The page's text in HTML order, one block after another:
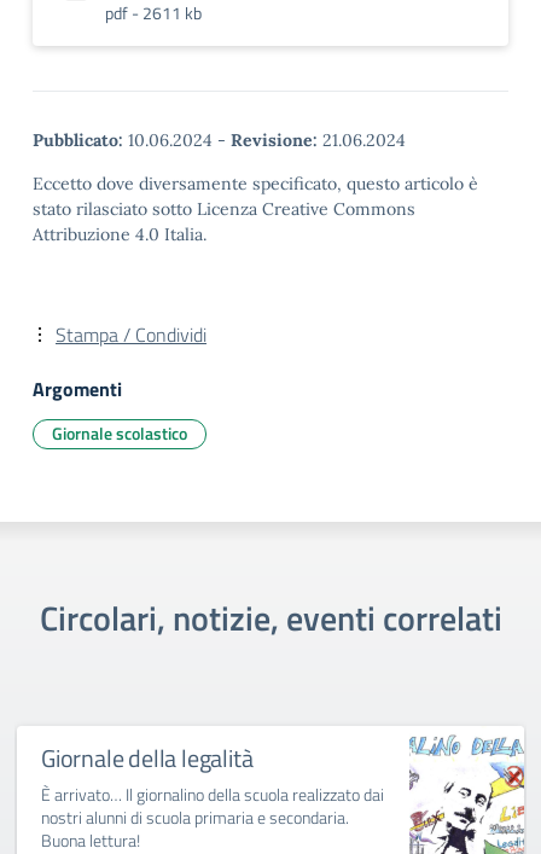
pdf - 2611 kb
Pubblicato: 10.06.2024 - Revisione: 21.06.2024
Eccetto dove diversamente specificato, questo articolo è
stato rilasciato sotto Licenza Creative Commons
Attribuzione 4.0 Italia.
Stampa / Condividi
Argomenti
Giornale scolastico
Circolari, notizie, eventi correlati
Giornale della legalità
È arrivato… Il giornalino della scuola realizzato dai
nostri alunni di scuola primaria e secondaria.
Buona lettura!